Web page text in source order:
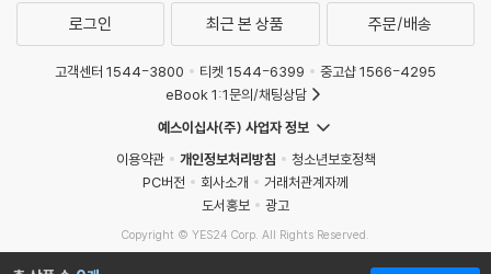
로그인 최근 본 상품 주문/배송
고객센터 1544-3800 티켓 1544-6399
중고샵 1566-4295
eBook 1:1문의/채팅상담
예스이십사(주) 사업자 정보
이용약관
개인정보처리방침
청소년보호정책
PC버전
회사소개
거래처관계자께
도서홍보
광고
Copyright © YES24 Corp. All Rights Reserved.
MATOM16